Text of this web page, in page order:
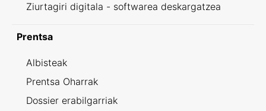
Ziurtagiri digitala - softwarea deskargatzea
Prentsa
Albisteak
Prentsa Oharrak
Dossier erabilgarriak